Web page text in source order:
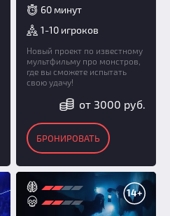
60 минут
1-10 игроков
Новый проект по известному
мультфильму про монстров,
где вы сможете испытать
свою удачу!
от 3000 руб.
БРОНИРОВАТЬ
14+